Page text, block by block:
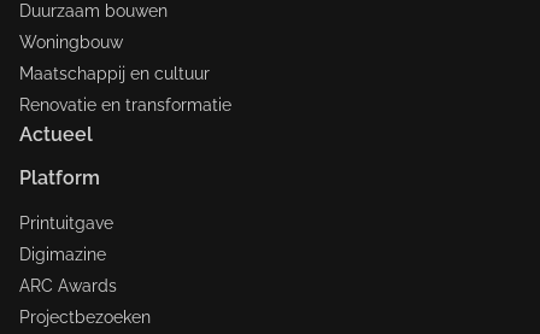
Duurzaam bouwen
Woningbouw
Maatschappij en cultuur
Renovatie en transformatie
Actueel
Platform
Printuitgave
Digimazine
ARC Awards
Projectbezoeken